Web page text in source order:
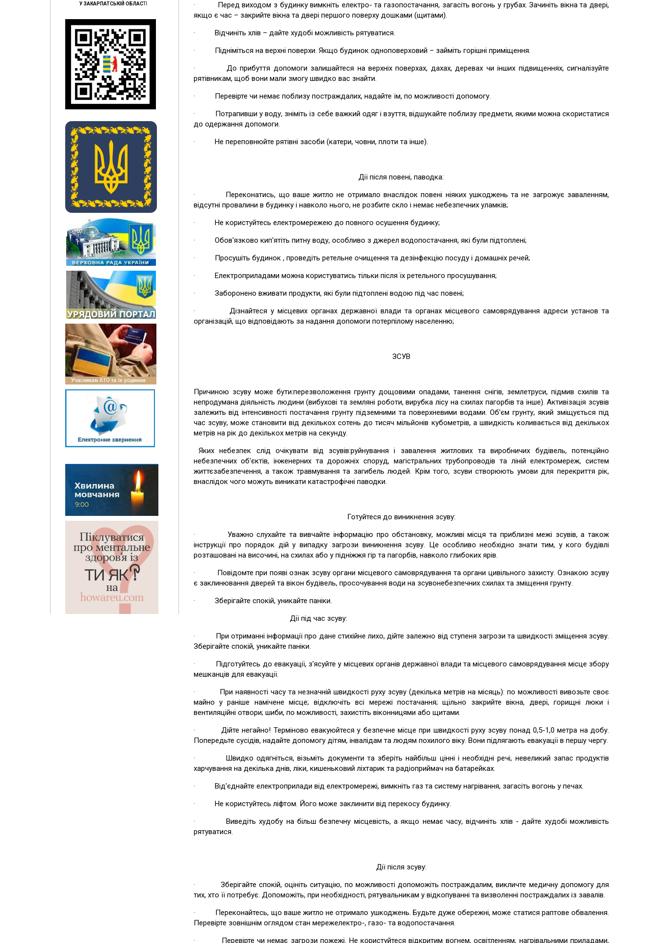
У ЗАКАРПАТСЬКІЙ ОБЛАСТІ
· Перед виходом з будинку вимкніть електро- та газопостачання, загасіть вогонь у грубах. Зачиніть вікна та двері,
якщо є час – закрийте вікна та двері першого поверху дошками (щитами).
· Відчиніть хлів – дайте худобі можливість рятуватися.
· Підніміться на верхні поверхи. Якщо будинок одноповерховий – займіть горішні приміщення.
· До прибуття допомоги залишайтеся на верхніх поверхах, дахах, деревах чи інших підвищеннях, сигналізуйте
рятівникам, щоб вони мали змогу швидко вас знайти.
· Перевірте чи немає поблизу постраждалих, надайте їм, по можливості допомогу.
· Потрапивши у воду, зніміть із себе важкий одяг і взуття, відшукайте поблизу предмети, якими можна скористатися
до одержання допомоги.
· Не переповнюйте рятівні засоби (катери, човни, плоти та інше).
Дії після повені, паводка:
· Переконатись, що ваше житло не отримало внаслідок повені ніяких ушкоджень та не загрожує заваленням,
відсутні провалини в будинку і навколо нього, не розбите скло і немає небезпечних уламків;
· Не користуйтесь електромережею до повного осушення будинку;
· Обов'язково кип'ятіть питну воду, особливо з джерел водопостачання, які були підтоплені;
· Просушіть будинок , проведіть ретельне очищення та дезінфекцію посуду і домашніх речей;
· Електроприладами можна користуватись тільки після їх ретельного просушування;
· Заборонено вживати продукти, які були підтоплені водою під час повені;
· Дізнайтеся у місцевих органах державної влади та органах місцевого самоврядування адреси установ та
організацій, що відповідають за надання допомоги потерпілому населенню;
ЗСУВ
Причиною зсуву може бути:перезволоження грунту дощовими опадами, танення снігів, землетруси, підмив схилів та
непродумана діяльність людини (вибухові та земляні роботи, вирубка лісу на схилах пагорбів та інше). Активізація зсувів
залежить від інтенсивності постачання грунту підземними та поверхневими водами. Об'єм грунту, який зміщується під
час зсуву, може становити від декількох сотень до тисяч мільйонів кубометрів, а швидкість коливається від декількох
метрів на рік до декількох метрів на секунду.
Яких небезпек слід очікувати від зсувів:руйнування і завалення житлових та виробничих будівель, потенційно
небезпечних об'єктів, інженерних та дорожніх споруд, магістральних трубопроводів та ліній електромереж, систем
життєзабезпечення, а також травмування та загибель людей. Крім того, зсуви створюють умови для перекриття рік,
внаслідок чого можуть виникати катастрофічні паводки.
Готуйтеся до виникнення зсуву:
· Уважно слухайте та вивчайте інформацію про обстановку, можливі місця та приблизні межі зсувів, а також
інструкції про порядок дій у випадку загрози виникнення зсуву. Це особливо необхідно знати тим, у кого будівлі
розташовані на височині, на схилах або у підніжжя гір та пагорбів, навколо глибоких ярів.
· Повідомте при появі ознак зсуву органи місцевого самоврядування та органи цивільного захисту. Ознакою зсуву
є заклинювання дверей та вікон будівель, просочування води на зсувонебезпечних схилах та зміщення грунту.
· Зберігайте спокій, уникайте паніки.
Дії під час зсуву:
· При отриманні інформації про дане стихійне лихо, дійте залежно від ступеня загрози та швидкості зміщення зсуву.
Зберігайте спокій, уникайте паніки.
· Підготуйтесь до евакуації, з'ясуйте у місцевих органів державної влади та місцевого самоврядування місце збору
мешканців для евакуації.
· При наявності часу та незначній швидкості руху зсуву (декілька метрів на місяць): по можливості вивозьте своє
майно у раніше намічене місце; відключіть всі мережі постачання; щільно закрийте вікна, двері, горищні люки і
вентиляційні отвори; шиби, по можливості, захистіть віконницями або щитами.
· Дійте негайно! Терміново евакуюйтеся у безпечне місце при швидкості руху зсуву понад 0,5-1,0 метра на добу.
Попередьте сусідів, надайте допомогу дітям, інвалідам та людям похилого віку. Вони підлягають евакуації в першу чергу.
· Швидко одягніться, візьміть документи та зберіть найбільш цінні і необхідні речі, невеликий запас продуктів
харчування на декілька днів, ліки, кишеньковий ліхтарик та радіоприймач на батарейках.
· Від'єднайте електроприлади від електромережі, вимкніть газ та систему нагрівання, загасіть вогонь у печах.
· Не користуйтесь ліфтом. Його може заклинити від перекосу будинку.
· Виведіть худобу на більш безпечну місцевість, а якщо немає часу, відчиніть хлів - дайте худобі можливість
рятуватися.
Дії після зсуву:
· Зберігайте спокій, оцініть ситуацію, по можливості допоможіть постраждалим, викличте медичну допомогу для
тих, хто її потребує. Допоможіть, при необхідності, рятувальникам у відкопуванні та визволенні постраждалих із завалів.
· Переконайтесь, що ваше житло не отримало ушкоджень. Будьте дуже обережні, може статися раптове обвалення.
Перевірте зовнішнім оглядом стан мережелектро-, газо- та водопостачання.
· Перевірте чи немає загрози пожежі. Не користуйтеся відкритим вогнем, освітленням, нагрівальними приладами,